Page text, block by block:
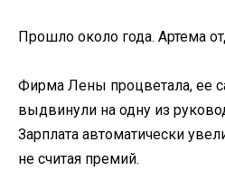
Прошло около года. Артема
Фирма Лены процветала, ее
выдвинули на одну из
Зарплата автоматически
не считая премий.